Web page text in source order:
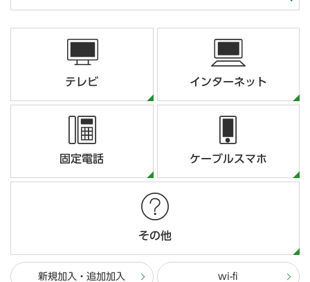
テレビ インターネット
固定電話 ケーブルスマホ
その他
新規加入・追加加入 wi-fi